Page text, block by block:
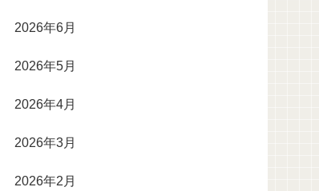
2026年6月
2026年5月
2026年4月
2026年3月
2026年2月